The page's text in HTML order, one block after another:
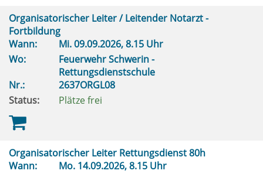
Organisatorischer Leiter / Leitender Notarzt -
Fortbildung
Wann:
Mi.09.09.2026, 8.15 Uhr
Wo:
Feuerwehr Schwerin -
Rettungsdienstschule
Nr.:
2637ORGL08
Status:
Plätze frei
Organisatorischer Leiter Rettungsdienst 80h
Wann:
Mo. 14.09.2026, 8.15 Uhr